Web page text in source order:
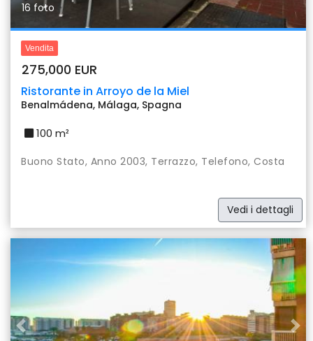
16 foto
Vendita
275,000 EUR
Ristorante in Arroyo de la Miel
Benalmádena, Málaga, Spagna
100 m²
Buono Stato, Anno 2003, Terrazzo, Telefono, Costa
Vedi i dettagli
Previous